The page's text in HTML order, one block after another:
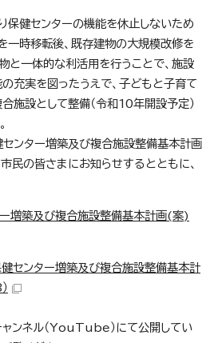
保健センターの機能を休止しないため
一時移転後、既存建物の大規模改修を
と一体的な利活用を行うことで、施設
充実を図ったうえで、子どもと子育て
施設として整備（令和10年開設予定）
センター増築及び複合施設整備基本計画
市民の皆さまにお知らせするとともに、
増築及び複合施設整備基本計画(案)
健センター増築及び複合施設整備基本計
ンネル（YouTube）にて公開してい